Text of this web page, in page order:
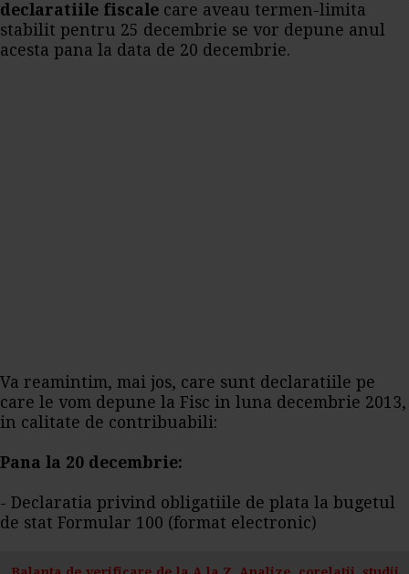
declaratiile fiscale care aveau termen-limita
stabilit pentru 25 decembrie se vor depune anul
acesta pana la data de 20 decembrie.
Va reamintim, mai jos, care sunt declaratiile pe
care le vom depune la Fisc in luna decembrie 2013,
in calitate de contribuabili:
Pana la 20 decembrie:
- Declaratia privind obligatiile de plata la bugetul
de stat Formular 100 (format electronic)